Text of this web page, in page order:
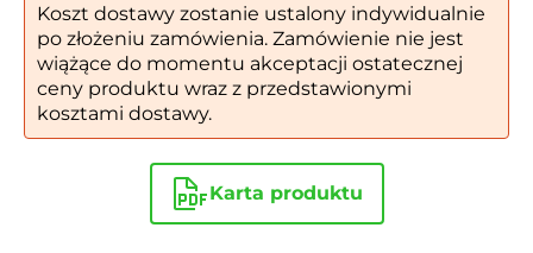
Koszt dostawy zostanie ustalony indywidualnie
po złożeniu zamówienia. Zamówienie nie jest
wiążące do momentu akceptacji ostatecznej
ceny produktu wraz z przedstawionymi
kosztami dostawy.
Karta produktu